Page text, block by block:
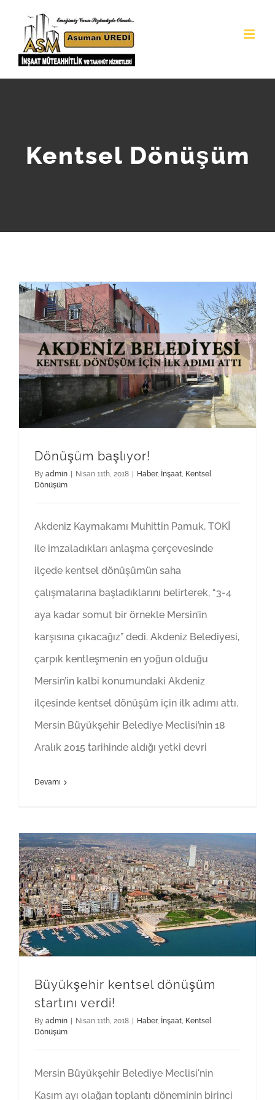
content
Kentsel Dönüşüm
Dönüşüm başlıyor!
By admin Nisan 11th, 2018 Haber, İnşaat, Kentsel
Dönüşüm
Akdeniz Kaymakamı Muhittin Pamuk, TOKİ
ile imzaladıkları anlaşma çerçevesinde
ilçede kentsel dönüşümün saha
çalışmalarına başladıklarını belirterek, “3-4
aya kadar somut bir örnekle Mersin’in
karşısına çıkacağız” dedi. Akdeniz Belediyesi,
çarpık kentleşmenin en yoğun olduğu
Mersin’in kalbi konumundaki Akdeniz
ilçesinde kentsel dönüşüm için ilk adımı attı.
Mersin Büyükşehir Belediye Meclisi’nin 18
Aralık 2015 tarihinde aldığı yetki devri
Devamı
Büyükşehir kentsel dönüşüm
startını verdi!
By admin | Nisan 11th, 2018 | Haber, İnşaat Kentsel
Dönüşüm
Mersin Büyükşehir Belediye Meclisi'nin
Kasım ayı olağan toplantı döneminin birinci